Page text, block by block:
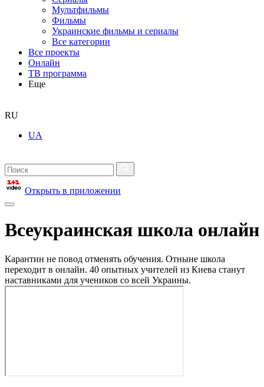
Мультфильмы
Фильмы
Украинские фильмы и сериалы
Все категории
Все проекты
Онлайн
ТВ программа
Еще
RU
UA
Открыть в приложении
Всеукраинская школа онлайн
Карантин не повод отменять обучения. Отныне школа
переходит в онлайн. 40 опытных учителей из Киева станут
наставниками для учеников со всей Украины.